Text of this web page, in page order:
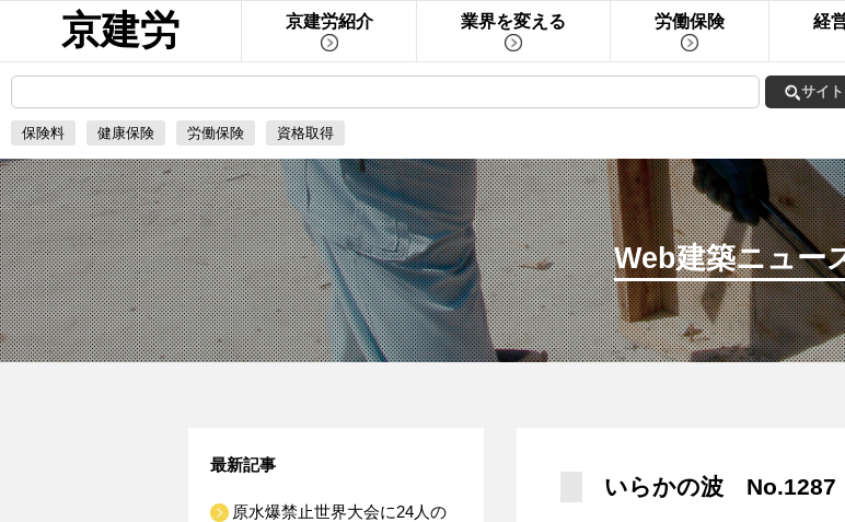
京建労 京建労紹介 業界を変える 労働保険 経
保険料 健康保険 労働保険 資格取得
Web建築ニュー
いらかの波 No.1287
最新記事
原水爆禁止世界大会に24人の